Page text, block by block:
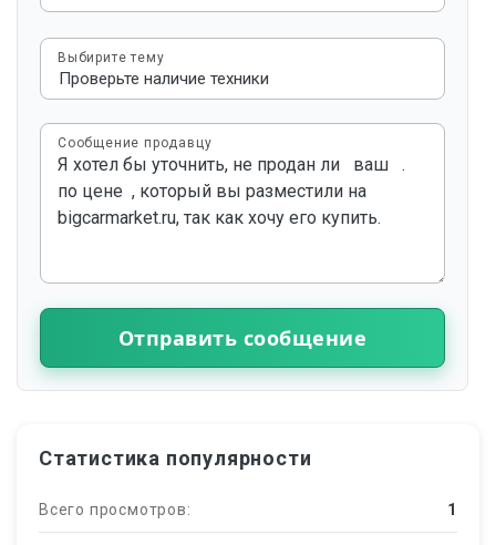
Выбирите тему
Сообщение продавцу
Отправить сообщение
Статистика популярности
Всего просмотров: 1